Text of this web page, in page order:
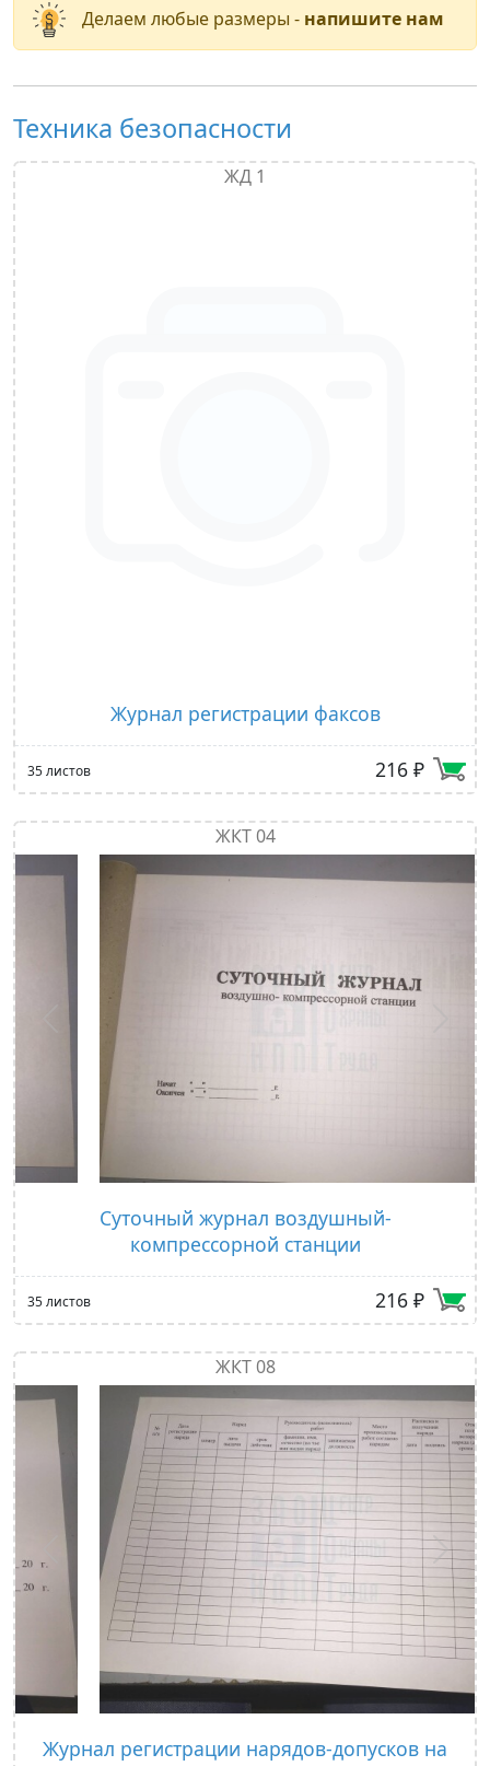
Делаем любые размеры - напишите нам
Техника безопасности
ЖД 1
Журнал регистрации факсов
35 листов 216 ₽
ЖКТ 04
Предыдущий
Суточный журнал воздушный-
компрессорной станции
35 листов 216 ₽
ЖКТ 08
Предыдущий
Журнал регистрации нарядов-допусков на